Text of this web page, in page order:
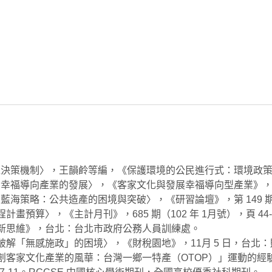
策機制〉，王韻鹷等編，《保護環境的公民進行式：環境政
福導向產業的發展〉，《客家文化與發展幸福導向型產業》
海策略：公共造產的困境與突破〉，《研習論壇》，第 149
畫預算〉，《主計月刊》，685 期（102 年 1月號），頁
維》，台北：台北市政府公務人員訓練處。
「無感施政」的困境〉，《財稅園地》，11月 5 日，台北
家文化產業的風華：台灣一鄉一特產（OTOP）」運動的